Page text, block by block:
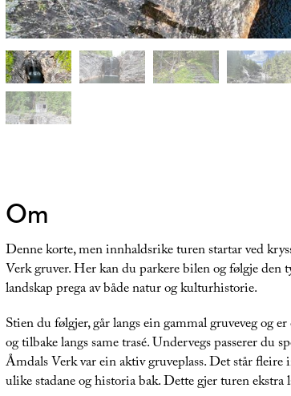
Om
Denne korte, men innhaldsrike turen startar ved
Verk gruver. Her kan du parkere bilen og følgje den
landskap prega av både natur og kulturhistorie.
Stien du følgjer, går langs ein gammal gruveveg og
og tilbake langs same trasé. Undervegs passerer
Åmdals Verk var ein aktiv gruveplass. Det står
ulike stadane og historia bak. Dette gjer turen